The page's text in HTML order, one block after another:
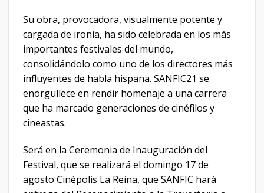
Su obra, provocadora, visualmente potente y
cargada de ironía, ha sido celebrada en los más
importantes festivales del mundo,
consolidándolo como uno de los directores más
influyentes de habla hispana. SANFIC21 se
enorgullece en rendir homenaje a una carrera
que ha marcado generaciones de cinéfilos y
cineastas.
Será en la Ceremonia de Inauguración del
Festival, que se realizará el domingo 17 de
agosto Cinépolis La Reina, que SANFIC hará